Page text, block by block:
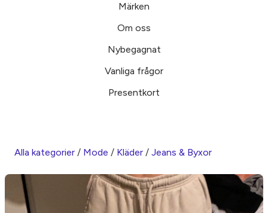
Märken
Om oss
Nybegagnat
Vanliga frågor
Presentkort
Alla kategorier / Mode / Kläder / Jeans & Byxor